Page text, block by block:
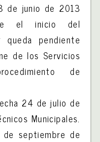
de junio de 2013
el inicio del
queda pendiente
de los Servicios
de
24 de julio de
Municipales.
septiembre de